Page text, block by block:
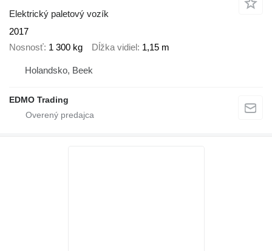
Elektrický paletový vozík
2017
Nosnosť 1 300 kg Dĺžka vidiel 1,15 m
Holandsko, Beek
EDMO Trading